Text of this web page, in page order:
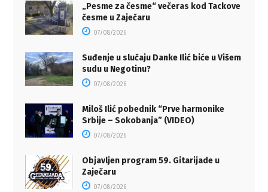
„Pesme za česme“ večeras kod Tackove
česme u Zaječaru
07/08/2026
Suđenje u slučaju Danke Ilić biće u Višem
sudu u Negotinu?
07/08/2026
Miloš Ilić pobednik “Prve harmonike
Srbije – Sokobanja” (VIDEO)
07/08/2026
Objavljen program 59. Gitarijade u
Zaječaru
07/08/2026